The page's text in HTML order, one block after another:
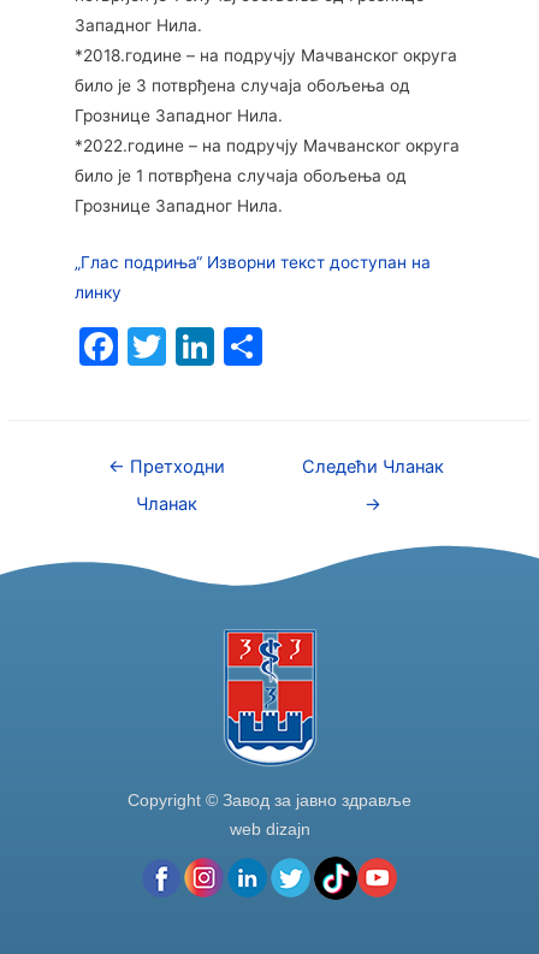
Западног Нила.
*2018.године – на подручју Мачванског округа
било је 3 потврђена случаја обољења од
Грознице Западног Нила.
*2022.године – на подручју Мачванског округа
било је 1 потврђена случаја обољења од
Грознице Западног Нила.
„Глас подриња“ Изворни текст доступан на
линку
F
e
b
o
T
er
Li
e
S
← Претходни
Чланак
Следећи Чланак
→
Copyright © Завод за јавно здравље
web dizajn